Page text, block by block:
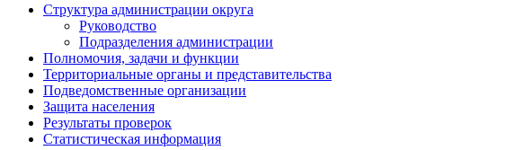
Структура администрации округа
Руководство
Подразделения администрации
Полномочия, задачи и функции
Территориальные органы и представительства
Подведомственные организации
Защита населения
Результаты проверок
Статистическая информация